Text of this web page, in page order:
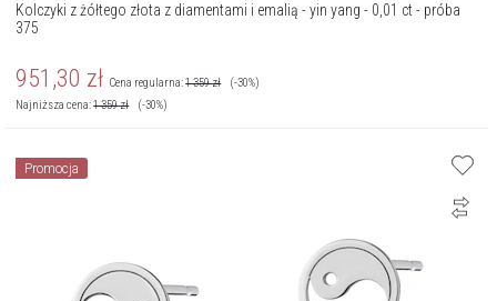
Kolczyki z żółtego złota z diamentami i emalią - yin yang - 0,01 ct - próba
375
951,30 zł Cena regularna:1 359zł
(-30%)
Najniższa cena:1 359zł (-30%)
Promocja